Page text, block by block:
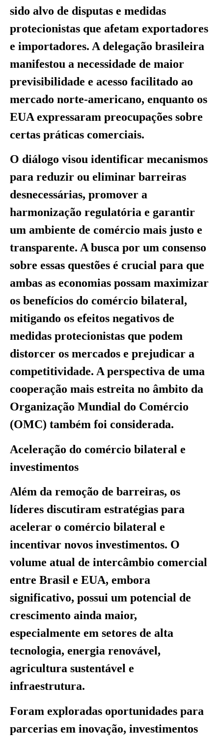
sido alvo de disputas e medidas
protecionistas que afetam exportadores
e importadores. A delegação brasileira
manifestou a necessidade de maior
previsibilidade e acesso facilitado ao
mercado norte-americano, enquanto os
EUA expressaram preocupações sobre
certas práticas comerciais.
O diálogo visou identificar mecanismos
para reduzir ou eliminar barreiras
desnecessárias, promover a
harmonização regulatória e garantir
um ambiente de comércio mais justo e
transparente. A busca por um consenso
sobre essas questões é crucial para que
ambas as economias possam maximizar
os benefícios do comércio bilateral,
mitigando os efeitos negativos de
medidas protecionistas que podem
distorcer os mercados e prejudicar a
competitividade. A perspectiva de uma
cooperação mais estreita no âmbito da
Organização Mundial do Comércio
(OMC) também foi considerada.
Aceleração do comércio bilateral e
investimentos
Além da remoção de barreiras, os
líderes discutiram estratégias para
acelerar o comércio bilateral e
incentivar novos investimentos. O
volume atual de intercâmbio comercial
entre Brasil e EUA, embora
significativo, possui um potencial de
crescimento ainda maior,
especialmente em setores de alta
tecnologia, energia renovável,
agricultura sustentável e
infraestrutura.
Foram exploradas oportunidades para
parcerias em inovação, investimentos